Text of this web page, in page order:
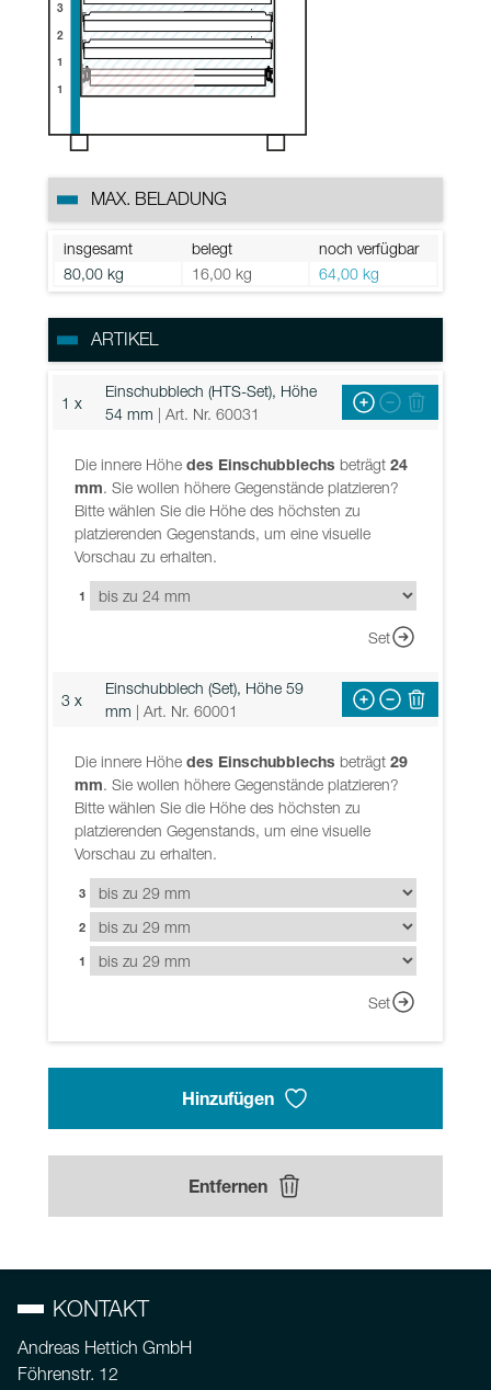
1
1
2
3
MAX. BELADUNG
insgesamt belegt
noch verfügbar
80,00 kg
16,00 kg 64,00 kg
ARTIKEL
1 x
Einschubblech (HTS-Set), Höhe
54 mm | Art. Nr. 60031
Die innere Höhe des Einschubblechs beträgt 24
mm. Sie wollen höhere Gegenstände platzieren?
Bitte wählen Sie die Höhe des höchsten zu
platzierenden Gegenstands, um eine visuelle
Vorschau zu erhalten.
1
Set
3 x
Einschubblech (Set), Höhe 59
mm | Art. Nr. 60001
Die innere Höhe des Einschubblechs beträgt 29
mm. Sie wollen höhere Gegenstände platzieren?
Bitte wählen Sie die Höhe des höchsten zu
platzierenden Gegenstands, um eine visuelle
Vorschau zu erhalten.
1
2
3
Set
Hinzufügen
Entfernen
KONTAKT
Andreas Hettich GmbH
Föhrenstr. 12